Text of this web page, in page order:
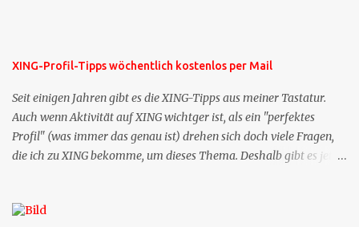
XING-Profil-Tipps wöchentlich kostenlos per Mail
Seit einigen Jahren gibt es die XING-Tipps aus meiner Tastatur.
Auch wenn Aktivität auf XING wichtger ist, als ein "perfektes
Profil" (was immer das genau ist) drehen sich doch viele Fragen,
die ich zu XING bekomme, um dieses Thema. Deshalb gibt es jetzt
bekommen Sie kostenlos eine weitere Folge. Die Startsequenz ist 16